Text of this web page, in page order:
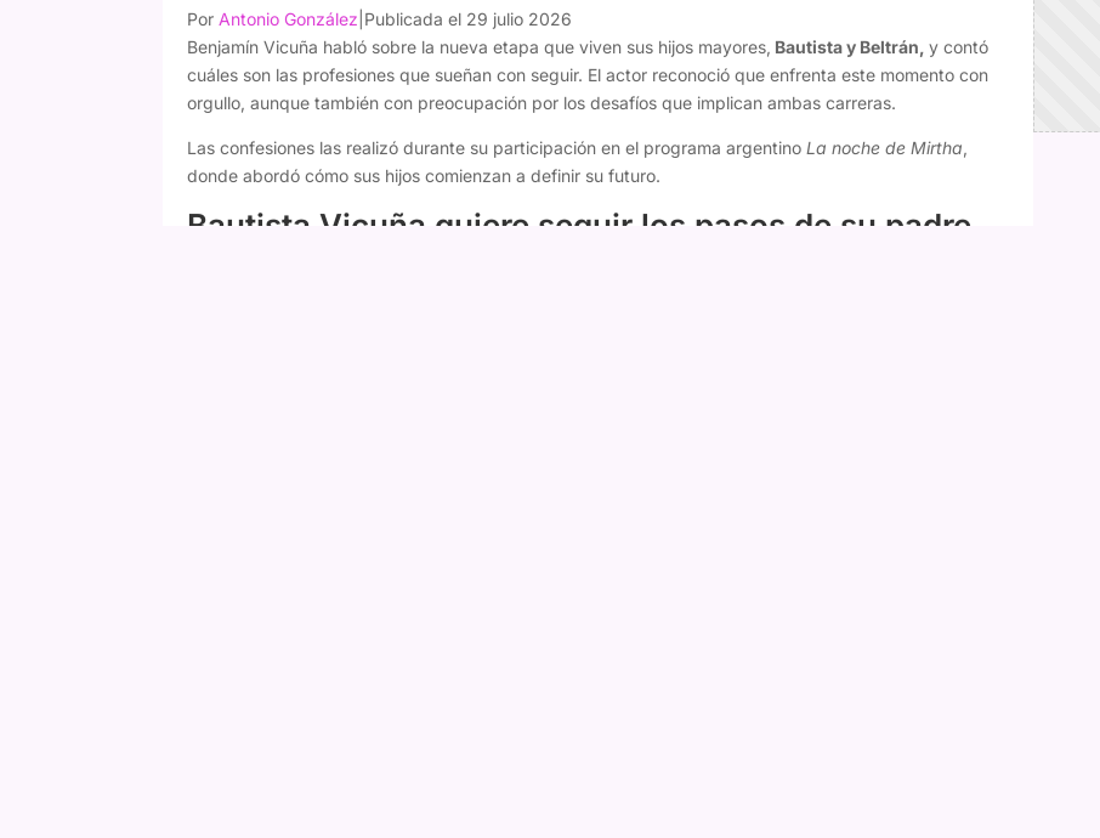
PorAntonio González Publicada el 29 julio 2026
Benjamín Vicuña habló sobre la nueva etapa que viven sus hijos mayores, Bautista y Beltrán,y contó
cuáles son las profesiones que sueñan con seguir. El actor reconoció que enfrenta este momento con
orgullo, aunque también con preocupación por los desafíos que implican ambas carreras.
Las confesiones las realizó durante su participación en el programa argentinoLa noche de Mirtha,
donde abordó cómo sus hijos comienzan a definir su futuro.
Bautista Vicuña quiere seguir los pasos de su padre